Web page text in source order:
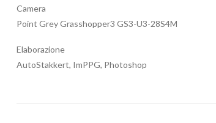
Camera
Point Grey Grasshopper3 GS3-U3-28S4M
Elaborazione
AutoStakkert, ImPPG, Photoshop